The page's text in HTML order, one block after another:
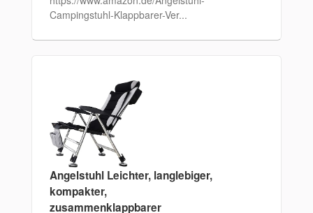
Campingstuhl-Klappbarer-Ver...
Angelstuhl Leichter, langlebiger,
kompakter,
zusammenklappbarer